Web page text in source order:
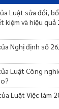
Luật sửa đổi,
kiệm và hiệu
Nghị định số
Luật Công
Luật Việc làm